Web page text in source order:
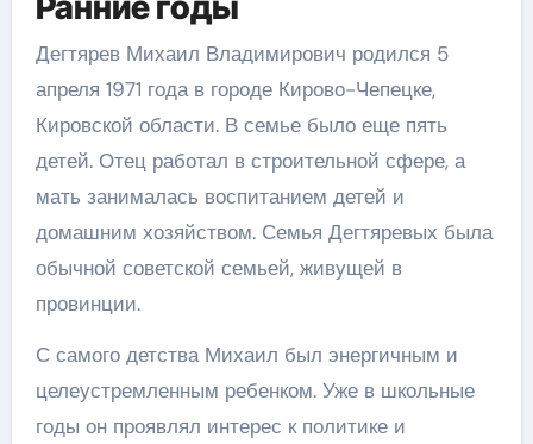
Дегтярев Михаил Владимирович родился 5
апреля 1971 года в городе Кирово-Чепецке,
Кировской области. В семье было еще пять
детей. Отец работал в строительной сфере, а
мать занималась воспитанием детей и
домашним хозяйством. Семья Дегтяревых была
обычной советской семьей, живущей в
провинции.
С самого детства Михаил был энергичным и
целеустремленным ребенком. Уже в школьные
годы он проявлял интерес к политике и